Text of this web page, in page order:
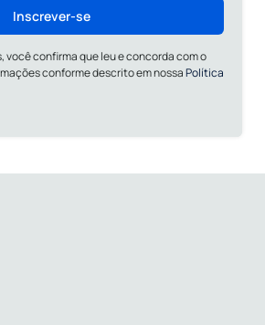
Inscrever-se
você confirma que leu e concorda com o
conforme descrito em nossaPolítica